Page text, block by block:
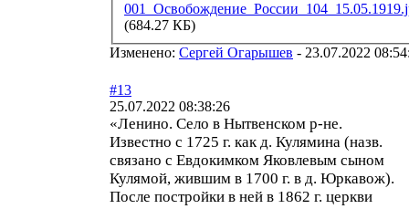
(684.27 КБ)
Изменено: Сергей Огарышев - 23.07.2022
#13
25.07.2022 08:38:26
«Ленино. Село в Нытвенском р-не.
Известно с 1725 г. как д. Кулямина (назв.
связано с Евдокимком Яковлевым сыном
Кулямой, жившим в 1700 г. в д. Юркавож).
После постройки в ней в 1862 г. церкви